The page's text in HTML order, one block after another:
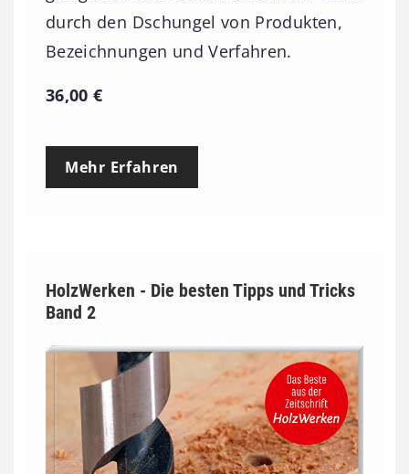
durch den Dschungel von Produkten,
Bezeichnungen und Verfahren.
36,00€
Mehr Erfahren
HolzWerken - Die besten Tipps und Tricks
Band 2